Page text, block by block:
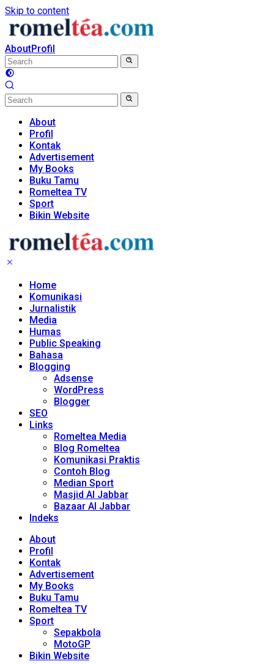
Skip to content
AboutProfil
About
Profil
Kontak
Advertisement
My Books
Buku Tamu
Romeltea TV
Sport
Bikin Website
Home
Komunikasi
Jurnalistik
Media
Humas
Public Speaking
Bahasa
Blogging
Adsense
WordPress
Blogger
SEO
Links
Romeltea Media
Blog Romeltea
Komunikasi Praktis
Contoh Blog
Median Sport
Masjid Al Jabbar
Bazaar Al Jabbar
Indeks
About
Profil
Kontak
Advertisement
My Books
Buku Tamu
Romeltea TV
Sport
Sepakbola
MotoGP
Bikin Website